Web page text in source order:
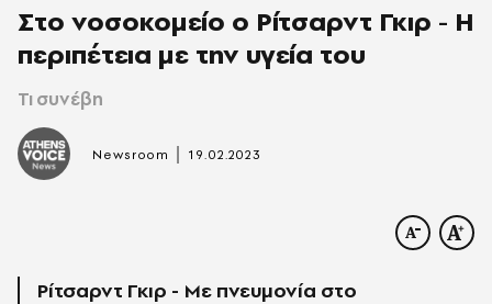
Στο νοσοκομείο ο Ρίτσαρντ Γκιρ - Η
περιπέτεια με την υγεία του
Τι συνέβη
Newsroom 19.02.2023
Ρίτσαρντ Γκιρ - Με πνευμονία στο